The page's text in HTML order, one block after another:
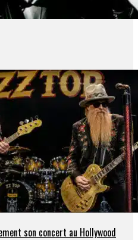
son concert au Hollywood